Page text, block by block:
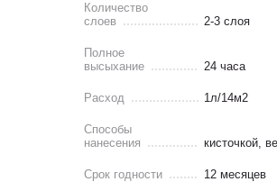
Количество
слоев
2-3 слоя
Полное
высыхание
24 часа
Расход 1л/14м2
Способы
нанесения
кисточкой,
Срок годности 12 месяцев